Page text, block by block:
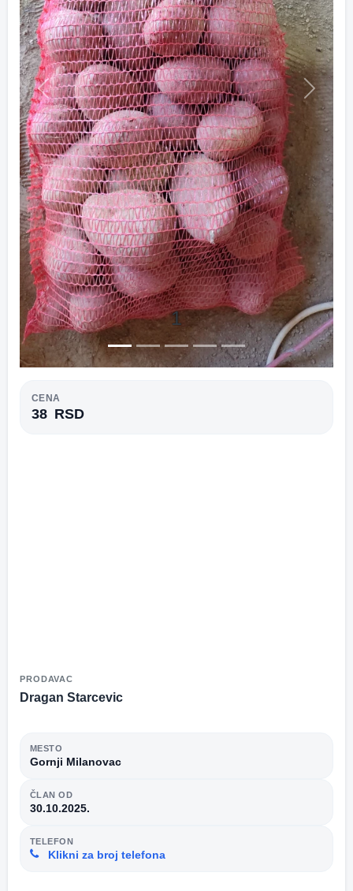
1
Previous Next
CENA
38 RSD
PRODAVAC
Dragan Starcevic
MESTO
Gornji Milanovac
ČLAN OD
30.10.2025.
TELEFON
Klikni za broj telefona